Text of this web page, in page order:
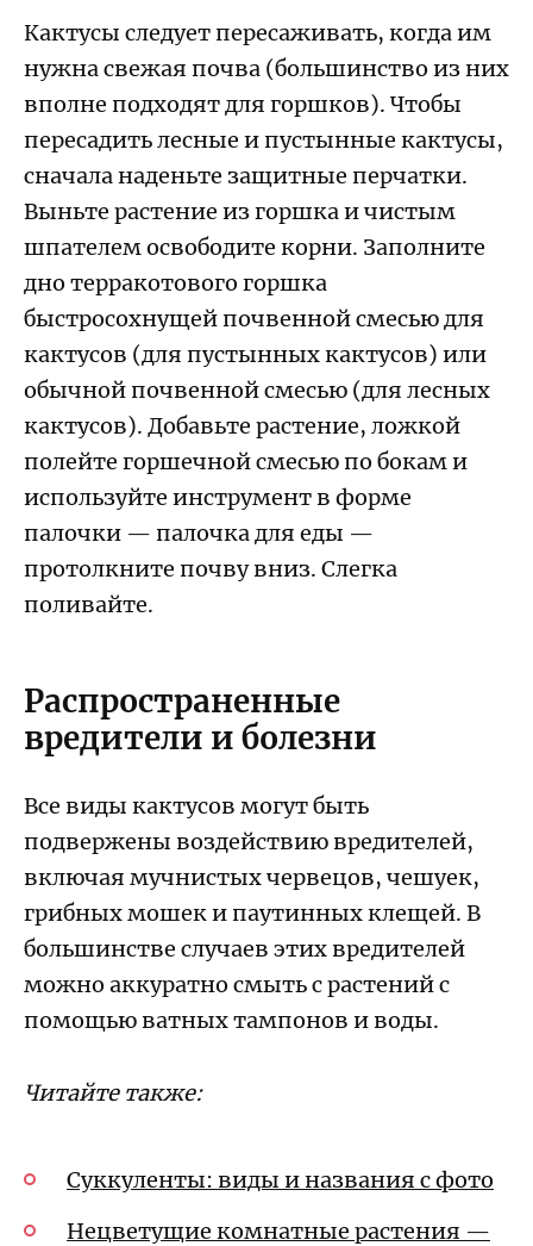
Кактусы следует пересаживать, когда им
нужна свежая почва (большинство из них
вполне подходят для горшков). Чтобы
пересадить лесные и пустынные кактусы,
сначала наденьте защитные перчатки.
Выньте растение из горшка и чистым
шпателем освободите корни. Заполните
дно терракотового горшка
быстросохнущей почвенной смесью для
кактусов (для пустынных кактусов) или
обычной почвенной смесью (для лесных
кактусов). Добавьте растение, ложкой
полейте горшечной смесью по бокам и
используйте инструмент в форме
палочки — палочка для еды —
протолкните почву вниз. Слегка
поливайте.
Распространенные
вредители и болезни
Все виды кактусов могут быть
подвержены воздействию вредителей,
включая мучнистых червецов, чешуек,
грибных мошек и паутинных клещей. В
большинстве случаев этих вредителей
можно аккуратно смыть с растений с
помощью ватных тампонов и воды.
Читайте также:
Суккуленты: виды и названия с фото
Нецветущие комнатные растения —